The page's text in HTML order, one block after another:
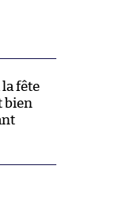
fête
bien